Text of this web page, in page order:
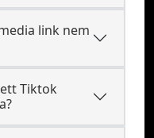
link nem
Tiktok